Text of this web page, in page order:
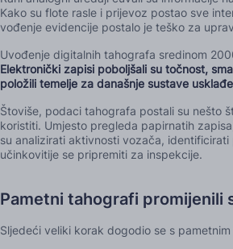
Kako su flote rasle i prijevoz postao sve
vođenje evidencije postalo je teško za
Uvođenje digitalnih tahografa sredinom
Elektronički zapisi poboljšali su točnost,
položili temelje za današnje sustave
Štoviše, podaci tahografa postali su nešto
koristiti. Umjesto pregleda papirnatih
su analizirati aktivnosti vozača,
učinkovitije se pripremiti za inspekcije.
Pametni tahografi promijenili
Sljedeći veliki korak dogodio se s